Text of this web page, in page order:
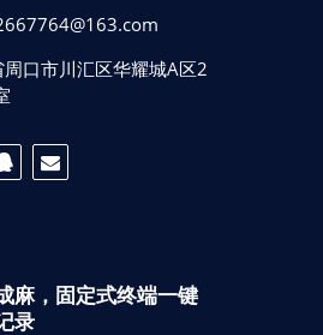
口市川汇区华耀城A区2
麻，固定式终端一键
录